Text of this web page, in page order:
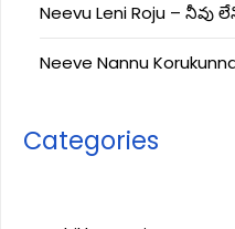
Neevu Leni Roju – నీవు
Neeve Nannu
Categories